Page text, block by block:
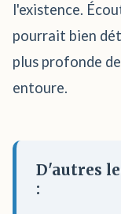
l'existence.
pourrait bien
plus profonde
entoure.
D'autres
: